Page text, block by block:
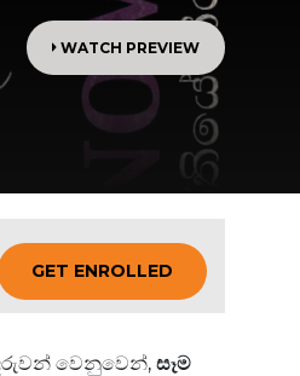
WATCH PREVIEW
GET ENROLLED
වෙනුවෙන්, සෑම